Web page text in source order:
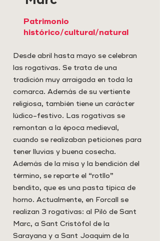
Patrimonio
histórico/cultural/natural
Desde abril hasta mayo se celebran
las rogativas. Se trata de una
tradición muy arraigada en toda la
comarca. Además de su vertiente
religiosa, también tiene un carácter
lúdico-festivo. Las rogativas se
remontan a la época medieval,
cuando se realizaban peticiones para
tener lluvias y buena cosecha.
Además de la misa y la bendición del
término, se reparte el “rotllo”
bendito, que es una pasta típica de
horno. Actualmente, en Forcall se
realizan 3 rogativas: al Piló de Sant
Marc, a Sant Cristòfol de la
Sarayana y a Sant Joaquim de la